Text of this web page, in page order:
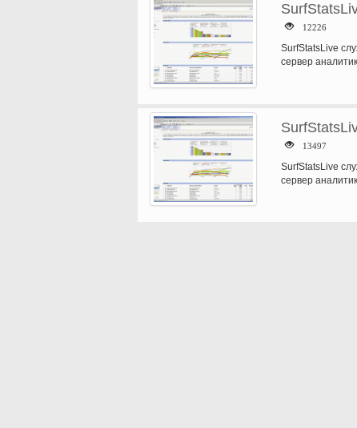
12226
SurfStatsLive
сервер
13497
SurfStatsLive
сервер